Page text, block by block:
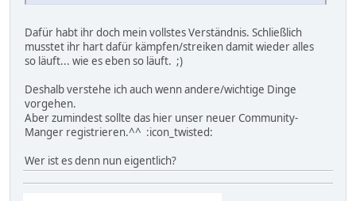
Dafür habt ihr doch mein vollstes Verständnis. Schließlich
musstet ihr hart dafür kämpfen/streiken damit wieder alles
so läuft... wie es eben so läuft. ;)
Deshalb verstehe ich auch wenn andere/wichtige Dinge
vorgehen.
Aber zumindest sollte das hier unser neuer Community-
Manger registrieren.^^ :icon_twisted:
Wer ist es denn nun eigentlich?